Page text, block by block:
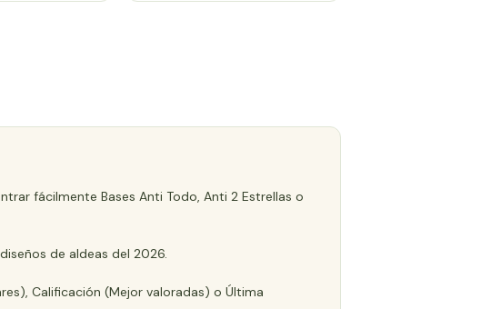
fácilmente Bases Anti Todo, Anti 2 Estrellas o
de aldeas del 2026.
Calificación (Mejor valoradas) o Última